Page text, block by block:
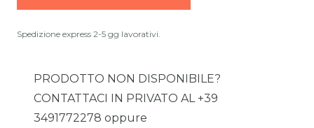
Spedizione express 2-5 gg lavorativi.
PRODOTTO NON DISPONIBILE?
CONTATTACI IN PRIVATO AL +39
3491772278 oppure